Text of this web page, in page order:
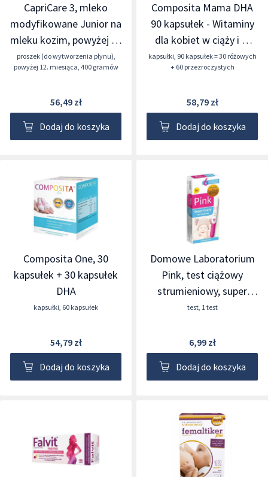
CapriCare 3, mleko
modyfikowane Junior na
mleku kozim, powyżej 12
miesiąca, 400 g
proszek (do wytworzenia płynu),
powyżej 12. miesiąca, 400 gramów
56,49 zł
Dodaj do koszyka
Composita Mama DHA
90 kapsułek - Witaminy
dla kobiet w ciąży i w
okresie laktacji
kapsułki, 90 kapsułek = 30 różowych
+ 60 przezroczystych
58,79 zł
Dodaj do koszyka
Composita One, 30
kapsułek + 30 kapsułek
DHA
kapsułki, 60 kapsułek
54,79 zł
Dodaj do koszyka
Domowe Laboratorium
Pink, test ciążowy
strumieniowy, super
czuły 10 mlU/ml, 1
test, 1 test
6,99 zł
Dodaj do koszyka